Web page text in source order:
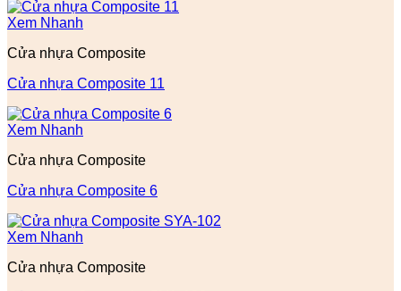
Xem Nhanh
Cửa nhựa Composite
Cửa nhựa Composite 11
Xem Nhanh
Cửa nhựa Composite
Cửa nhựa Composite 6
Xem Nhanh
Cửa nhựa Composite